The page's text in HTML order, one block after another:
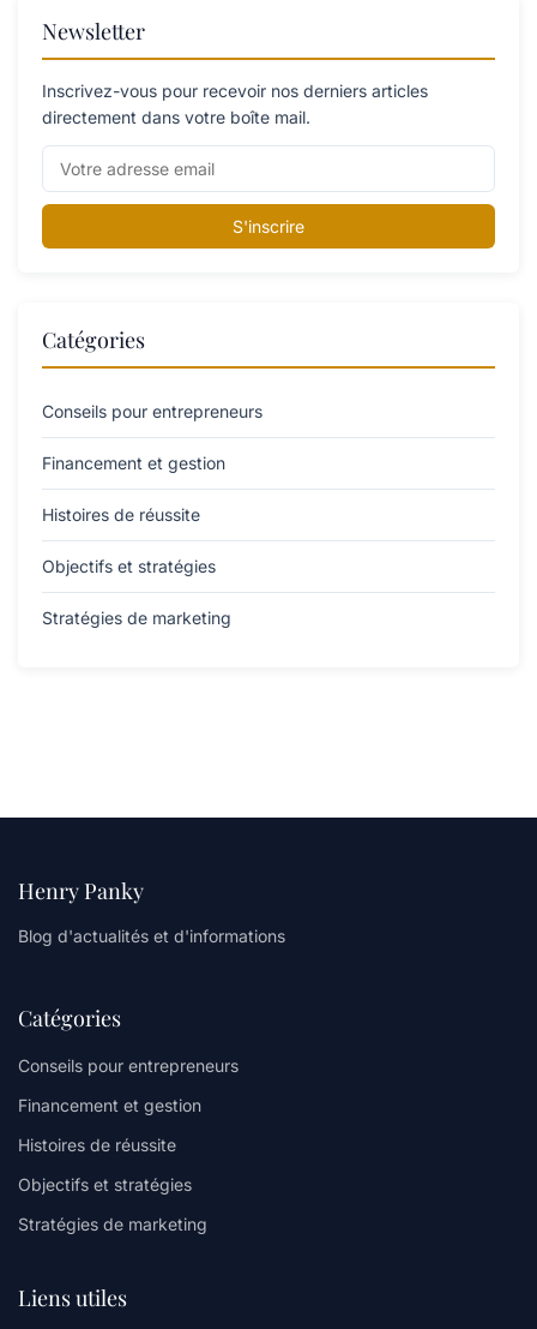
Newsletter
Inscrivez-vous pour recevoir nos derniers articles
directement dans votre boîte mail.
S'inscrire
Catégories
Conseils pour entrepreneurs
Financement et gestion
Histoires de réussite
Objectifs et stratégies
Stratégies de marketing
Henry Panky
Blog d'actualités et d'informations
Catégories
Conseils pour entrepreneurs
Financement et gestion
Histoires de réussite
Objectifs et stratégies
Stratégies de marketing
Liens utiles